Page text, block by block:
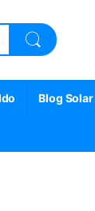
Blog Solar